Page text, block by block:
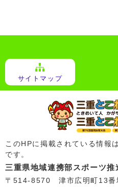
サイトマップ
このHPに掲載されている情報
です。
三重県地域連携部スポーツ
〒514-8570 津市広明町13番